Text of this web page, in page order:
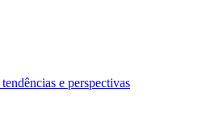
e perspectivas